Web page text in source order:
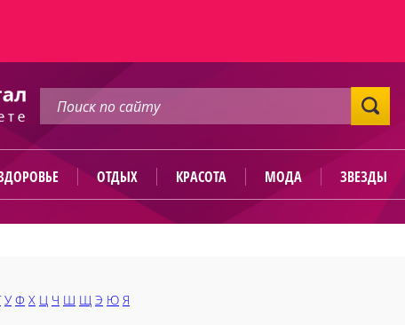
ОТДЫХ КРАСОТА МОДА ЗВЕЗДЫ
У Ф Х Ц Ч Ш Щ Э Ю Я